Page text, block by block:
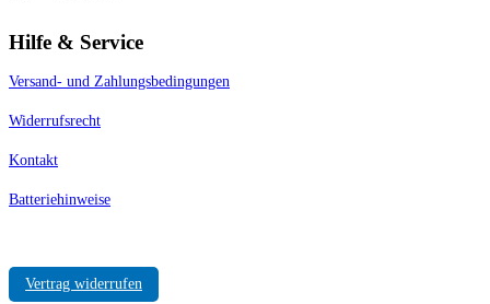
Hilfe & Service
Versand- und Zahlungsbedingungen
Widerrufsrecht
Kontakt
Batteriehinweise
Vertrag widerrufen